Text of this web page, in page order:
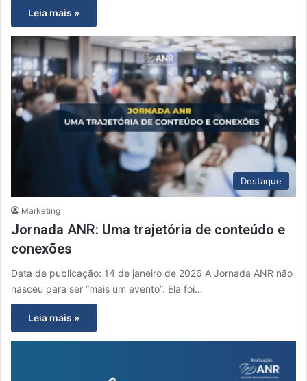
Leia mais »
Destaque
Marketing
Jornada ANR: Uma trajetória de conteúdo e
conexões
Data de publicação: 14 de janeiro de 2026 A Jornada ANR não
nasceu para ser “mais um evento”. Ela foi…
Leia mais »